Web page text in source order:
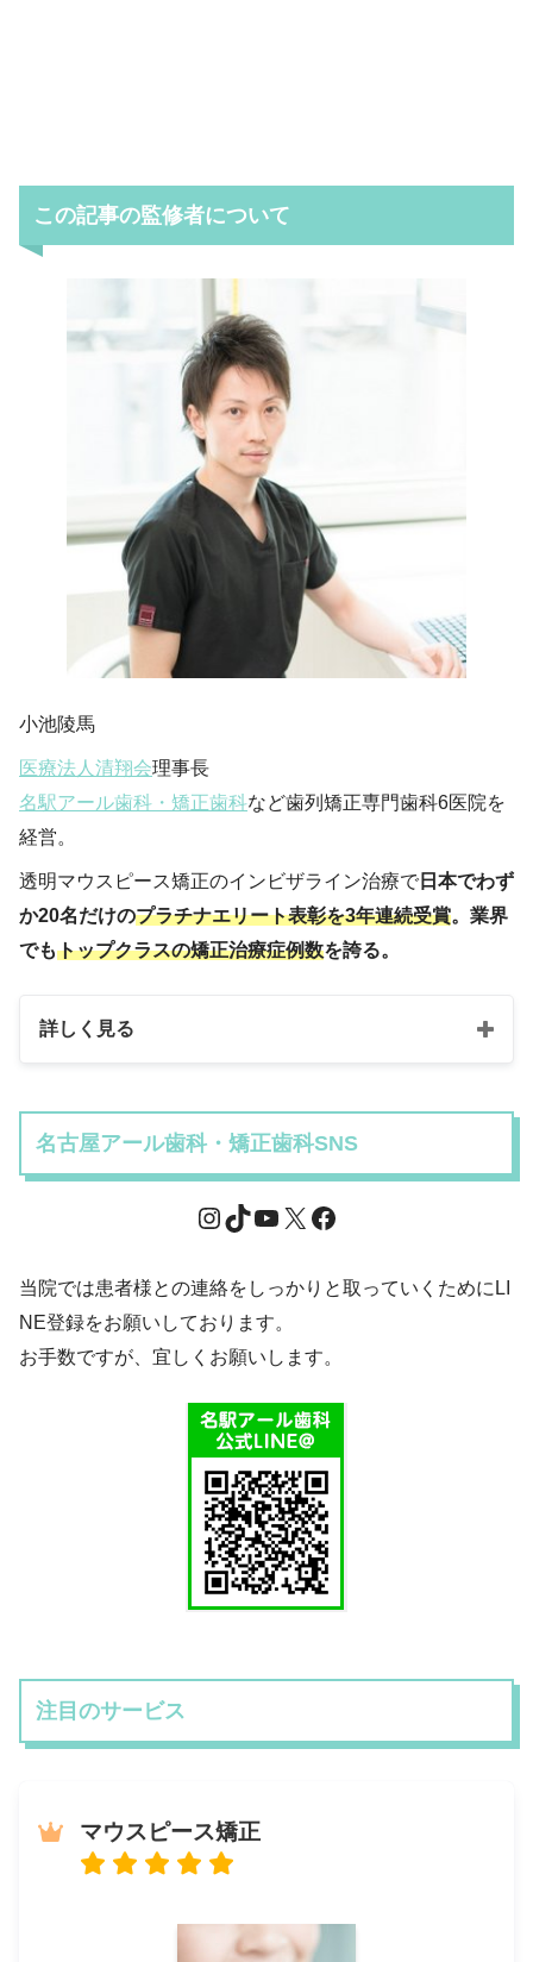
この記事の監修者について
小池陵馬
医療法人清翔会理事長
名駅アール歯科・矯正歯科など歯列矯正専門歯科6医院を
経営。
透明マウスピース矯正のインビザライン治療で 日本でわず
か20名だけのプラチナエリート表彰を3年連続受賞。業界
でもトップクラスの矯正治療症例数を誇る。
詳しく見る
名古屋アール歯科・矯正歯科SNS
当院では患者様との連絡をしっかりと取っていくためにLI
NE登録をお願いしております。
お手数ですが、宜しくお願いします。
注目のサービス
マウスピース矯正